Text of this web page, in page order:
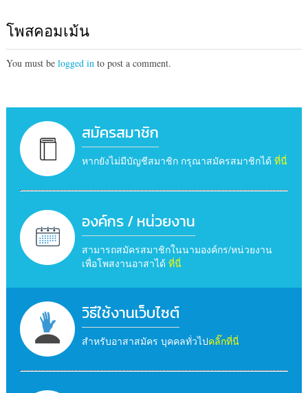
โพสคอมเม้น
You must be logged into post a comment.
สมัครสมาชิก
หากยังไม่มีบัญชีสมาชิก กรุณาสมัครสมาชิกได้ ที่นี่
องค์กร / หน่วยงาน
สามารถสมัครสมาชิกในนามองค์กร/หน่วยงาน
เพื่อโพสงานอาสาได้ ที่นี่
วิธีใช้งานเว็บไซต์
สำหรับอาสาสมัคร บุคคลทั่วไปคลิ๊กที่นี่